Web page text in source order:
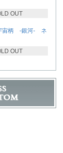
OUT
宙柄 -銀河- ネ
OUT